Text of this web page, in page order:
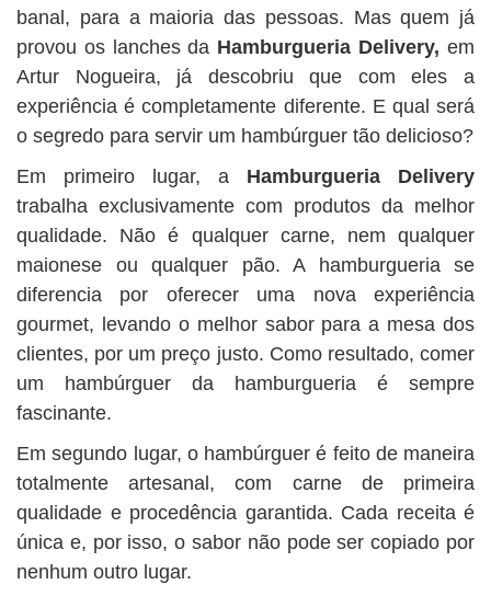
banal, para a maioria das pessoas. Mas quem já
provou os lanches da Hamburgueria Delivery, em
Artur Nogueira, já descobriu que com eles a
experiência é completamente diferente. E qual será
o segredo para servir um hambúrguer tão delicioso?
Em primeiro lugar, a Hamburgueria Delivery
trabalha exclusivamente com produtos da melhor
qualidade. Não é qualquer carne, nem qualquer
maionese ou qualquer pão. A hamburgueria se
diferencia por oferecer uma nova experiência
gourmet, levando o melhor sabor para a mesa dos
clientes, por um preço justo. Como resultado, comer
um hambúrguer da hamburgueria é sempre
fascinante.
Em segundo lugar, o hambúrguer é feito de maneira
totalmente artesanal, com carne de primeira
qualidade e procedência garantida. Cada receita é
única e, por isso, o sabor não pode ser copiado por
nenhum outro lugar.